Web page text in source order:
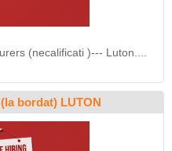
(necalificati )--- Luton....
bordat) LUTON